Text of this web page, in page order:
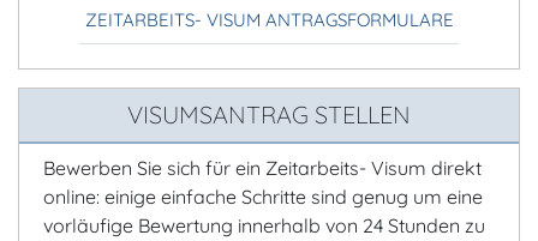
ZEITARBEITS- VISUM ANTRAGSFORMULARE
VISUMSANTRAG STELLEN
Bewerben Sie sich für ein Zeitarbeits- Visum direkt
online: einige einfache Schritte sind genug um eine
vorläufige Bewertung innerhalb von 24 Stunden zu